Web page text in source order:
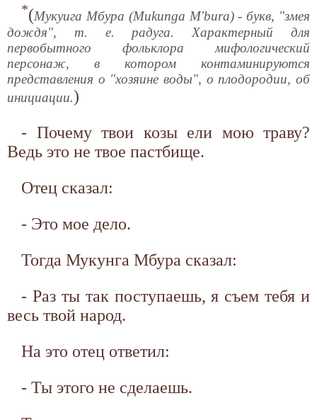
*(Мукуига Мбура (Mukunga M'bura) - букв, "змея
дождя", т. е. радуга. Характерный для
первобытного фольклора мифологический
персонаж, в котором контаминируются
представления о "хозяине воды", о плодородии, об
инициации.)
- Почему твои козы ели мою траву?
Ведь это не твое пастбище.
Отец сказал:
- Это мое дело.
Тогда Мукунга Мбура сказал:
- Раз ты так поступаешь, я съем тебя и
весь твой народ.
На это отец ответил:
- Ты этого не сделаешь.